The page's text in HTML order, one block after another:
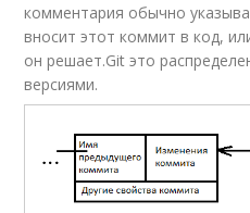
комментария обычно
вносит этот коммит в код,
он решает.Git это
версиями.